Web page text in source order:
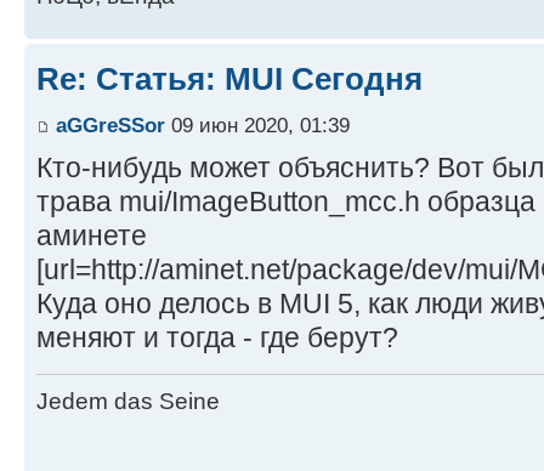
Re: Статья: MUI Сегодня
aGGreSSor 09 июн 2020, 01:39
Кто-нибудь может объяснить? Вот
трава mui/ImageButton_mcc.h
аминете
[url=http://aminet.net/package/dev/mui/
Куда оно делось в MUI 5, как люди
меняют и тогда - где берут?
Jedem das Seine